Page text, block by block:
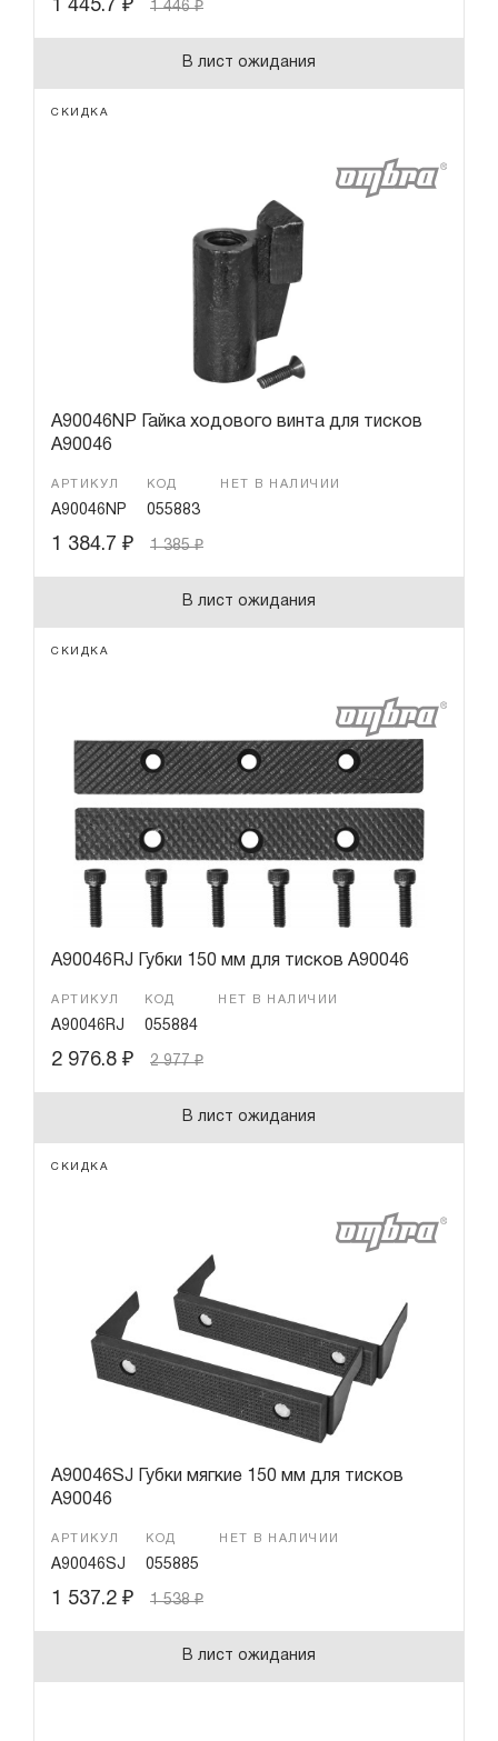
1 445.7 ₽ 1 446₽
В лист ожидания
СКИДКА
A90046NP Гайка ходового винта для тисков
A90046
АРТИКУЛ
A90046NP
КОД
055883
НЕТ В НАЛИЧИИ
1 384.7 ₽ 1 385₽
В лист ожидания
СКИДКА
A90046RJ Губки 150 мм для тисков A90046
АРТИКУЛ
A90046RJ
КОД
055884
НЕТ В НАЛИЧИИ
2 976.8 ₽ 2 977₽
В лист ожидания
СКИДКА
A90046SJ Губки мягкие 150 мм для тисков
A90046
АРТИКУЛ
A90046SJ
КОД
055885
НЕТ В НАЛИЧИИ
1 537.2 ₽ 1 538₽
В лист ожидания